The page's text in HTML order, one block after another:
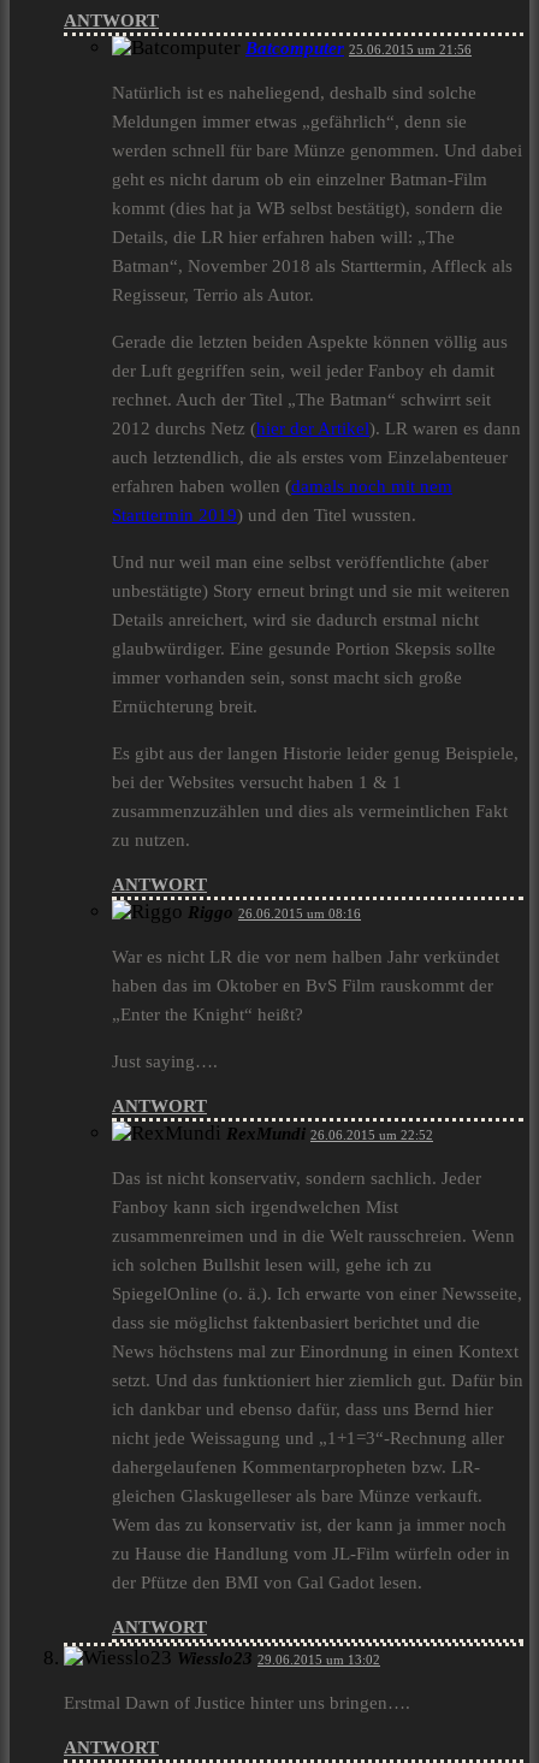
ANTWORT
Batcomputer 25.06.2015 um 21:56
Natürlich ist es naheliegend, deshalb sind solche
Meldungen immer etwas „gefährlich“, denn sie
werden schnell für bare Münze genommen. Und dabei
geht es nicht darum ob ein einzelner Batman-Film
kommt (dies hat ja WB selbst bestätigt), sondern die
Details, die LR hier erfahren haben will: „The
Batman“, November 2018 als Starttermin, Affleck als
Regisseur, Terrio als Autor.
Gerade die letzten beiden Aspekte können völlig aus
der Luft gegriffen sein, weil jeder Fanboy eh damit
rechnet. Auch der Titel „The Batman“ schwirrt seit
2012 durchs Netz (hier der Artikel). LR waren es dann
auch letztendlich, die als erstes vom Einzelabenteuer
erfahren haben wollen (damals noch mit nem
Starttermin 2019) und den Titel wussten.
Und nur weil man eine selbst veröffentlichte (aber
unbestätigte) Story erneut bringt und sie mit weiteren
Details anreichert, wird sie dadurch erstmal nicht
glaubwürdiger. Eine gesunde Portion Skepsis sollte
immer vorhanden sein, sonst macht sich große
Ernüchterung breit.
Es gibt aus der langen Historie leider genug Beispiele,
bei der Websites versucht haben 1 & 1
zusammenzuzählen und dies als vermeintlichen Fakt
zu nutzen.
ANTWORT
Riggo 26.06.2015 um 08:16
War es nicht LR die vor nem halben Jahr verkündet
haben das im Oktober en BvS Film rauskommt der
„Enter the Knight“ heißt?
Just saying….
ANTWORT
RexMundi 26.06.2015 um 22:52
Das ist nicht konservativ, sondern sachlich. Jeder
Fanboy kann sich irgendwelchen Mist
zusammenreimen und in die Welt rausschreien. Wenn
ich solchen Bullshit lesen will, gehe ich zu
SpiegelOnline (o. ä.). Ich erwarte von einer Newsseite,
dass sie möglichst faktenbasiert berichtet und die
News höchstens mal zur Einordnung in einen Kontext
setzt. Und das funktioniert hier ziemlich gut. Dafür bin
ich dankbar und ebenso dafür, dass uns Bernd hier
nicht jede Weissagung und „1+1=3“-Rechnung aller
dahergelaufenen Kommentarpropheten bzw. LR-
gleichen Glaskugelleser als bare Münze verkauft.
Wem das zu konservativ ist, der kann ja immer noch
zu Hause die Handlung vom JL-Film würfeln oder in
der Pfütze den BMI von Gal Gadot lesen.
ANTWORT
Wiesslo23 29.06.2015 um 13:02
Erstmal Dawn of Justice hinter uns bringen….
ANTWORT